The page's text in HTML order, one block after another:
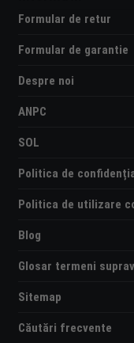
Formular de retur
Formular de garantie
Despre noi
ANPC
SOL
Politica de
Politica de utilizare
Blog
Glosar termeni
Sitemap
Căutări frecvente